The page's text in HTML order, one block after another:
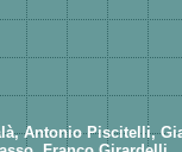
Antonio Piscitelli,